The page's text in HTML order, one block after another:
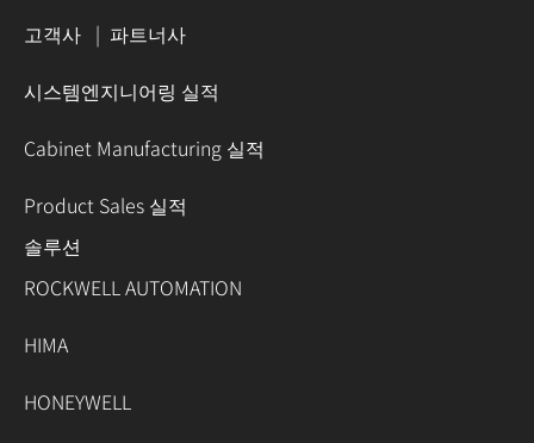
고객사 | 파트너사
시스템엔지니어링 실적
Cabinet Manufacturing 실적
Product Sales 실적
솔루션
ROCKWELL AUTOMATION
HIMA
HONEYWELL